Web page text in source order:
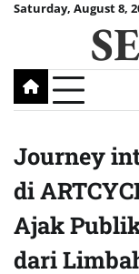
SkipSaturday, August 8,
Journey
di
Ajak
dari